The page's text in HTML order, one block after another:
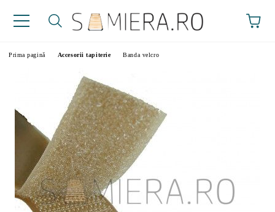
Prima pagină Accesorii tapiterie Banda velcro